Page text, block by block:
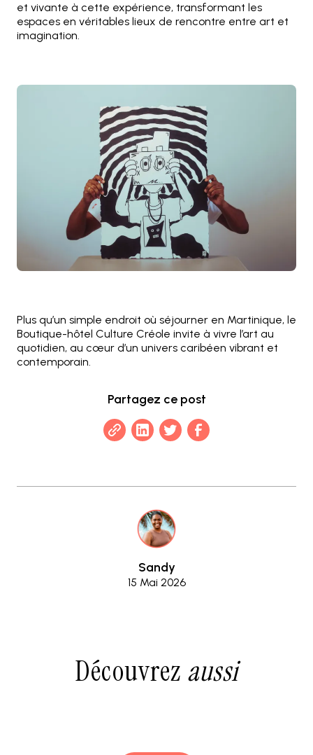
et vivante à cette expérience, transformant les
espaces en véritables lieux de rencontre entre art et
imagination.
Plus qu’un simple endroit où séjourner en Martinique, le
Boutique-hôtel Culture Créole invite à vivre l’art au
quotidien, au cœur d’un univers caribéen vibrant et
contemporain.
Partagez ce post
Sandy
15 Mai 2026
Découvrez aussi